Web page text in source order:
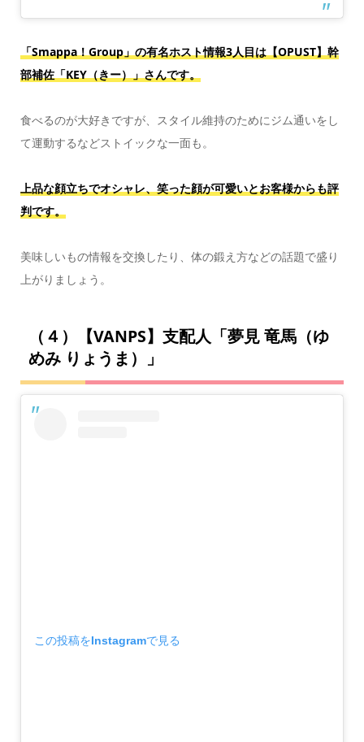
「Smappa！Group」の有名ホスト情報3人目は【OPUST】幹
部補佐「KEY（きー）」さんです。
食べるのが大好きですが、スタイル維持のためにジム通いをし
て運動するなどストイックな一面も。
上品な顔立ちでオシャレ、笑った顔が可愛いとお客様からも評
判です。
美味しいもの情報を交換したり、体の鍛え方などの話題で盛り
上がりましょう。
（４）【VANPS】支配人「夢見 竜馬（ゆ
めみ りょうま）」
この投稿をInstagramで見る